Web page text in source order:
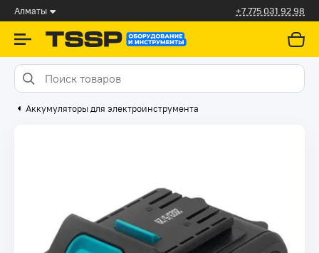
Алматы +7 775 031 92 98
Аккумуляторы для электроинструмента